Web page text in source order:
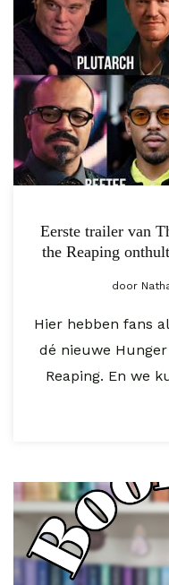
Eerste trailer van
the Reaping
door
Hier hebben fans
dé nieuwe
Reaping. En we